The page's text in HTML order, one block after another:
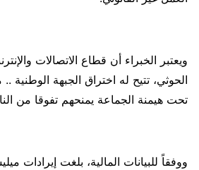
ويعتبر الخبراء أن قطاع الاتصالات
الحوثي، تتيح له اختراق الجبهة الوطنية
تحت هيمنة الجماعة يمنحهم تفوقا من
ووفقاً للبيانات المالية، بلغت إيرادات